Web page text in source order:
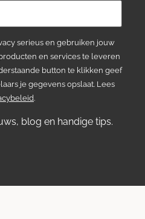
serieus en gebruiken jouw
en services te leveren
button te klikken geef
je gegevens opslaat. Lees
.
blog en handige tips.